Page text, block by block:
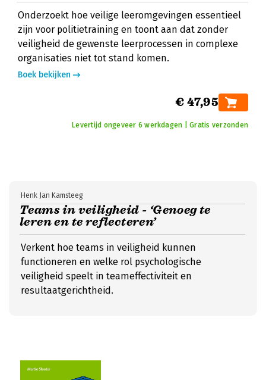
Onderzoekt hoe veilige leeromgevingen essentieel
zijn voor politietraining en toont aan dat zonder
veiligheid de gewenste leerprocessen in complexe
organisaties niet tot stand komen.
Boek bekijken
€ 47,95
Levertijd ongeveer 6 werkdagen | Gratis verzonden
Teams in veiligheid - ‘Genoeg te
leren en te reflecteren’
Henk Jan Kamsteeg
Verkent hoe teams in veiligheid kunnen
functioneren en welke rol psychologische
veiligheid speelt in teameffectiviteit en
resultaatgerichtheid.